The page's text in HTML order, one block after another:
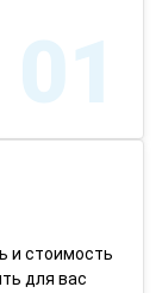
01
и стоимость
для вас